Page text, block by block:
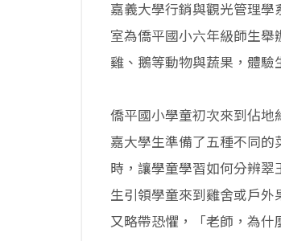
嘉義大學行銷與觀光管理學
室為僑平國小六年級師生
雞、鵝等動物與蔬果，體驗
僑平國小學童初次來到佔地
嘉大學生準備了五種不同
時，讓學童學習如何分辨
生引領學童來到雞舍或戶
又略帶恐懼，「老師，為